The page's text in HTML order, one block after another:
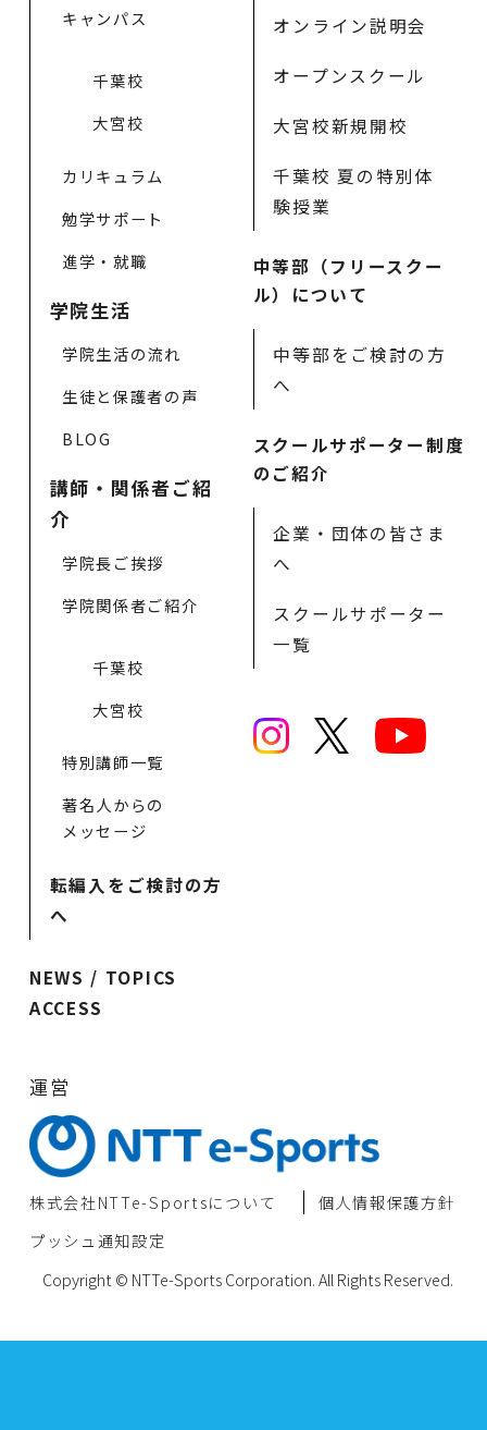
キャンパス
千葉校
大宮校
カリキュラム
勉学サポート
進学・就職
学院生活
学院生活の流れ
生徒と保護者の声
BLOG
講師・関係者ご紹
介
学院長ご挨拶
学院関係者ご紹介
千葉校
大宮校
特別講師一覧
著名人からの
メッセージ
転編入をご検討の方
へ
NEWS / TOPICS
ACCESS
オンライン説明会
オープンスクール
大宮校新規開校
千葉校 夏の特別体
験授業
中等部（フリースクー
ル）について
中等部をご検討の方
へ
スクールサポーター制度
のご紹介
企業・団体の皆さま
へ
スクールサポーター
一覧
運営
株式会社NTTe-Sportsについて
個⼈情報保護⽅針
プッシュ通知設定
Copyright © NTTe-Sports Corporation. All Rights Reserved.